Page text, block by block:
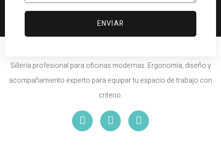
ENVIAR
Sillería profesional para oficinas modernas. Ergonomía, diseño y
acompañamiento experto para equipar tu espacio de trabajo con
criterio.